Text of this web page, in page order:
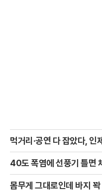
먹거리·공연 다 잡았다, 인
40도 폭염에 선풍기 틀면
몸무게 그대로인데 바지